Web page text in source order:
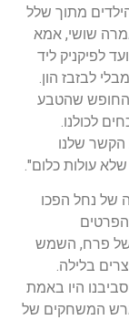
מתוך שלל
שושי, אמא
לפיקניק ליד
לבזבז הון.
החופש שהטבע
לכולנו.
הקשר שלנו
עולות כלום".
של נחל הפכו
של פרח, השמש
בלילה.
היו באמת
המשחקים של